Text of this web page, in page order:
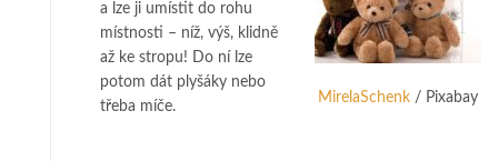
MirelaSchenk / Pixabay
a lze ji umístit do rohu
místnosti – níž, výš, klidně
až ke stropu! Do ní lze
potom dát plyšáky nebo
třeba míče.